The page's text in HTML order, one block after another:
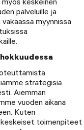
keskeinen
palveluille ja
myynnissä
strategisia
Aiemman
vuoden aikana
Kuten
keskeiset toimenpiteet